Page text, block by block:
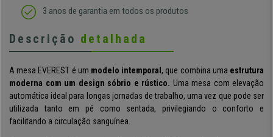
3 anos de garantia em todos os produtos
Descrição detalhada
A mesa EVEREST é um modelo intemporal, que combina uma estrutura
moderna com um design sóbrio e rústico. Uma mesa com elevação
automática ideal para longas jornadas de trabalho, uma vez que pode ser
utilizada tanto em pé como sentada, privilegiando o conforto e
facilitando a circulação sanguínea.